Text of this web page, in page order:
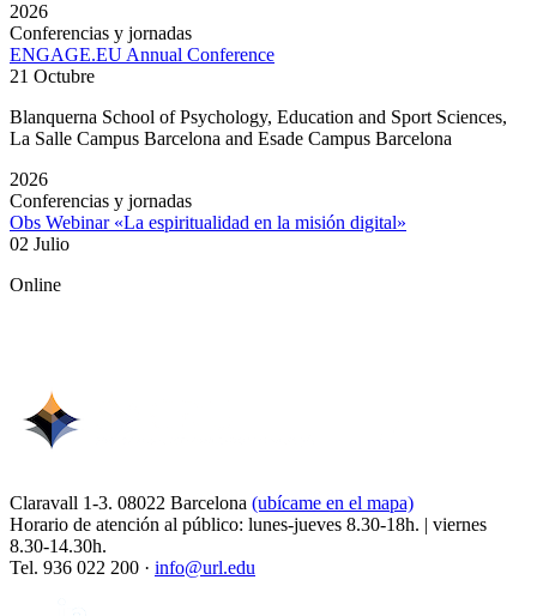
2026
Conferencias y jornadas
ENGAGE.EU Annual Conference
21 Octubre
Blanquerna School of Psychology, Education and Sport Sciences,
La Salle Campus Barcelona and Esade Campus Barcelona
2026
Conferencias y jornadas
Obs Webinar «La espiritualidad en la misión digital»
02 Julio
Online
Claravall 1-3. 08022 Barcelona (ubícame en el mapa)
Horario de atención al público: lunes-jueves 8.30-18h. | viernes
8.30-14.30h.
Tel. 936 022 200 · info@url.edu